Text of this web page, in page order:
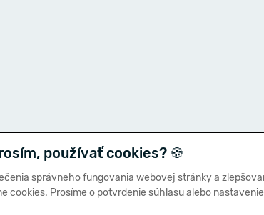
používať cookies? 🍪
správneho fungovania webovej stránky a
cookies. Prosíme o potvrdenie súhlasu alebo